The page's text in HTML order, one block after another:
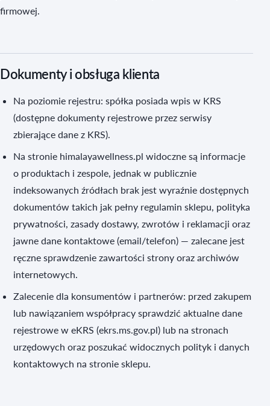
firmowej.
Dokumenty i obsługa klienta
Na poziomie rejestru: spółka posiada wpis w KRS
(dostępne dokumenty rejestrowe przez serwisy
zbierające dane z KRS).
Na stronie himalayawellness.pl widoczne są informacje
o produktach i zespole, jednak w publicznie
indeksowanych źródłach brak jest wyraźnie dostępnych
dokumentów takich jak pełny regulamin sklepu, polityka
prywatności, zasady dostawy, zwrotów i reklamacji oraz
jawne dane kontaktowe (email/telefon) — zalecane jest
ręczne sprawdzenie zawartości strony oraz archiwów
internetowych.
Zalecenie dla konsumentów i partnerów: przed zakupem
lub nawiązaniem współpracy sprawdzić aktualne dane
rejestrowe w eKRS (ekrs.ms.gov.pl) lub na stronach
urzędowych oraz poszukać widocznych polityk i danych
kontaktowych na stronie sklepu.